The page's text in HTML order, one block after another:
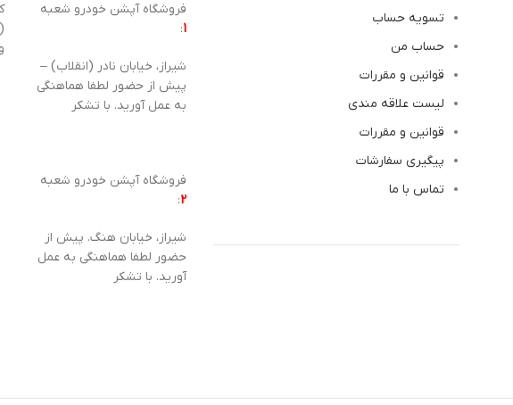
تسویه حساب
حساب من
قوانین و مقررات
لیست علاقه مندی
قوانین و مقررات
پیگیری سفارشات
تماس با ما
فروشگاه آپشن خودرو شعبه
1
:
شیراز، خیابان نادر (انقلاب) –
پیش از حضور لطفا هماهنگی
به عمل آورید. با تشکر
فروشگاه آپشن خودرو شعبه
2
:
شیراز، خیابان هنگ. پیش از
حضور لطفا هماهنگی به عمل
آورید. با تشکر